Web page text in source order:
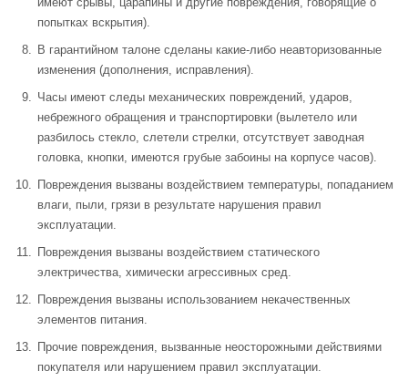
попытках вскрытия).
В гарантийном талоне сделаны какие-либо неавторизованные
изменения (дополнения, исправления).
Часы имеют следы механических повреждений, ударов,
небрежного обращения и транспортировки (вылетело или
разбилось стекло, слетели стрелки, отсутствует заводная
головка, кнопки, имеются грубые забоины на корпусе часов).
Повреждения вызваны воздействием температуры, попаданием
влаги, пыли, грязи в результате нарушения правил
эксплуатации.
Повреждения вызваны воздействием статического
электричества, химически агрессивных сред.
Повреждения вызваны использованием некачественных
элементов питания.
Прочие повреждения, вызванные неосторожными действиями
покупателя или нарушением правил эксплуатации.